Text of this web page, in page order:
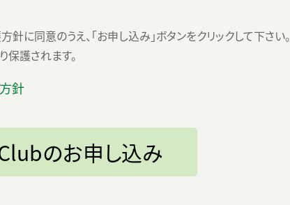
に同意のうえ、「お申し込み」ボタンをクリックして下さい。
保護されます。
針
のお申し込み